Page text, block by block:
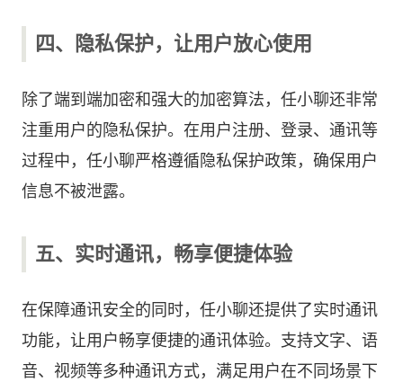
四、隐私保护，让用户放心使用
除了端到端加密和强大的加密算法，任小聊还非常
注重用户的隐私保护。在用户注册、登录、通讯等
过程中，任小聊严格遵循隐私保护政策，确保用户
信息不被泄露。
五、实时通讯，畅享便捷体验
在保障通讯安全的同时，任小聊还提供了实时通讯
功能，让用户畅享便捷的通讯体验。支持文字、语
音、视频等多种通讯方式，满足用户在不同场景下